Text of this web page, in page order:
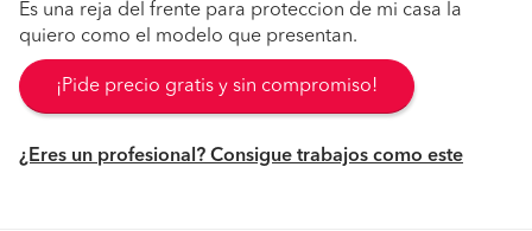
Es una reja del frente para proteccion de mi casa la
quiero como el modelo que presentan.
¡Pide precio gratis y sin compromiso!
¿Eres un profesional? Consigue trabajos como este